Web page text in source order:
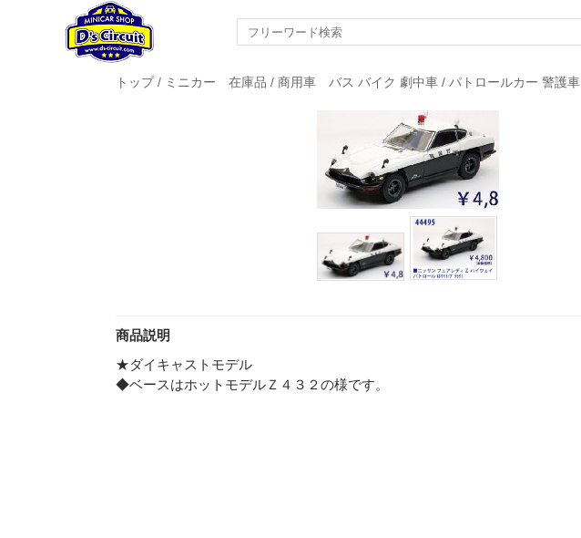
トップ/ ミニカー 在庫品 / 商用車 バス バイク 劇中車 / パトロールカー 警護車
商品説明
★ダイキャストモデル
◆ベースはホットモデルＺ４３２の様です。